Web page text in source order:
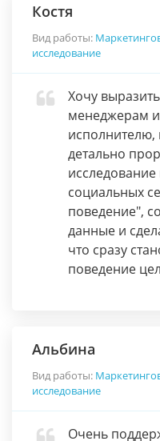
Костя
Вид работы:
исследование
Хочу
менеджерам
исполнителю,
детально
социальных
поведение",
данные и
что сразу
поведение
Альбина
Вид работы:
исследование
Очень